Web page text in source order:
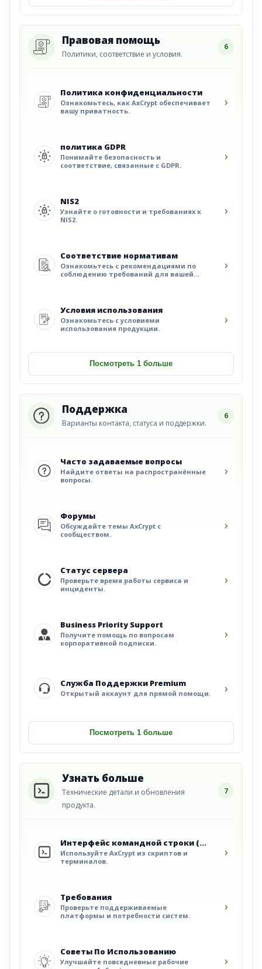
Правовая помощь
Политики, соответствие и условия.
6
Политика конфиденциальности
Ознакомьтесь, как AxCrypt обеспечивает
вашу приватность.
›
политика GDPR
Понимайте безопасность и
соответствие, связанные с GDPR.
›
NIS2
Узнайте о готовности и требованиях к
NIS2.
›
Соответствие нормативам
Ознакомьтесь с рекомендациями по
соблюдению требований для вашей
›
Условия использования
Ознакомьтесь с условиями
использования продукции.
›
Посмотреть 1 больше
Поддержка
Варианты контакта, статуса и поддержки.
6
Часто задаваемые вопросы
Найдите ответы на распространённые
вопросы.
›
Форумы
Обсуждайте темы AxCrypt с
сообществом.
›
Статус сервера
Проверьте время работы сервиса и
инциденты.
›
Business Priority Support
Получите помощь по вопросам
корпоративной подписки.
›
Служба Поддержки Premium
Открытый аккаунт для прямой помощи. ›
Посмотреть 1 больше
Узнать больше
Технические детали и обновления
продукта.
7
Интерфейс командной строки (CLI)
Используйте AxCrypt из скриптов и
терминалов.
›
Требования
Проверьте поддерживаемые
платформы и потребности систем.
›
Советы По Использованию
Улучшайте повседневные рабочие
›